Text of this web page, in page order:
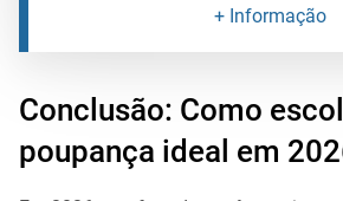
+ Informação
Conclusão: Como
poupança ideal em